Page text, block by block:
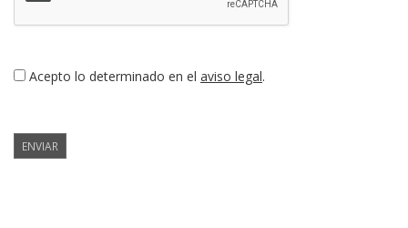
Acepto lo determinado en el aviso legal.
ENVIAR